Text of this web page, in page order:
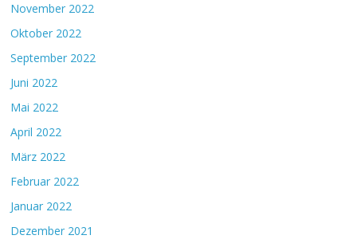
November 2022
Oktober 2022
September 2022
Juni 2022
Mai 2022
April 2022
März 2022
Februar 2022
Januar 2022
Dezember 2021